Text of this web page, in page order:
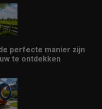
perfecte manier zijn
te ontdekken